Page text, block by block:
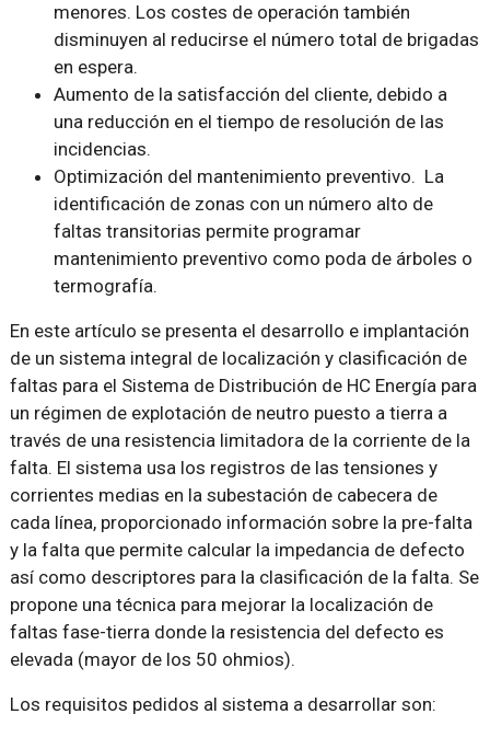
menores. Los costes de operación también
disminuyen al reducirse el número total de brigadas
en espera.
Aumento de la satisfacción del cliente, debido a
una reducción en el tiempo de resolución de las
incidencias.
Optimización del mantenimiento preventivo. La
identificación de zonas con un número alto de
faltas transitorias permite programar
mantenimiento preventivo como poda de árboles o
termografía.
En este artículo se presenta el desarrollo e implantación
de un sistema integral de localización y clasificación de
faltas para el Sistema de Distribución de HC Energía para
un régimen de explotación de neutro puesto a tierra a
través de una resistencia limitadora de la corriente de la
falta. El sistema usa los registros de las tensiones y
corrientes medias en la subestación de cabecera de
cada línea, proporcionado información sobre la pre-falta
y la falta que permite calcular la impedancia de defecto
así como descriptores para la clasificación de la falta. Se
propone una técnica para mejorar la localización de
faltas fase-tierra donde la resistencia del defecto es
elevada (mayor de los 50 ohmios).
Los requisitos pedidos al sistema a desarrollar son: